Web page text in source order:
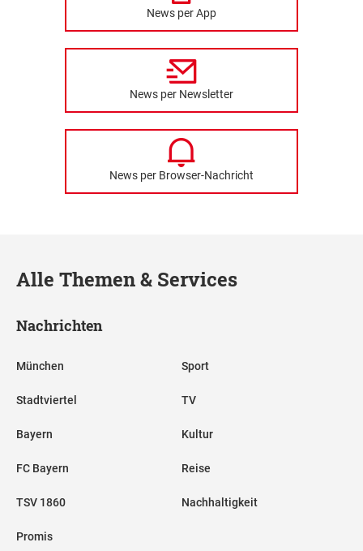
News per App
News per Newsletter
News per Browser-Nachricht
Alle Themen & Services
Nachrichten
München
Stadtviertel
Bayern
FC Bayern
TSV 1860
Promis
Sport
TV
Kultur
Reise
Nachhaltigkeit